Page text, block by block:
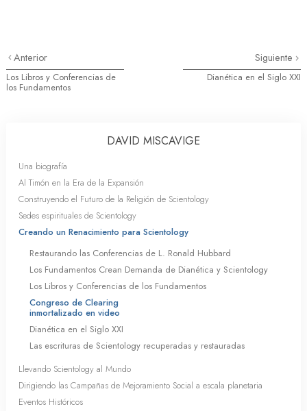
Anterior
Los Libros y Conferencias de
los Fundamentos
Siguiente
Dianética en el Siglo XXI
DAVID MISCAVIGE
Una biografía
Al Timón en la Era de la Expansión
Construyendo el Futuro de la Religión de Scientology
Sedes espirituales de Scientology
Creando un Renacimiento para Scientology
Restaurando las Conferencias de L. Ronald Hubbard
Los Fundamentos Crean Demanda de Dianética y Scientology
Los Libros y Conferencias de los Fundamentos
Congreso de Clearing
inmortalizado en video
Dianética en el Siglo XXI
Las escrituras de Scientology recuperadas y restauradas
Llevando Scientology al Mundo
Dirigiendo las Campañas de Mejoramiento Social a escala planetaria
Eventos Históricos